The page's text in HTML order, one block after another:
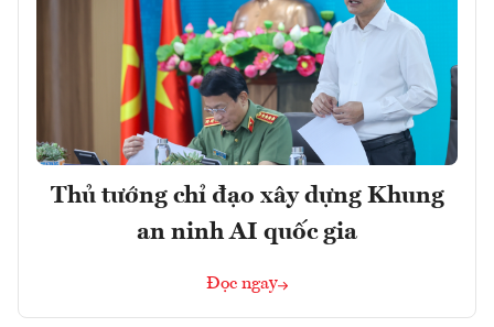
Thủ tướng chỉ đạo xây dựng Khung
an ninh AI quốc gia
Đọc ngay